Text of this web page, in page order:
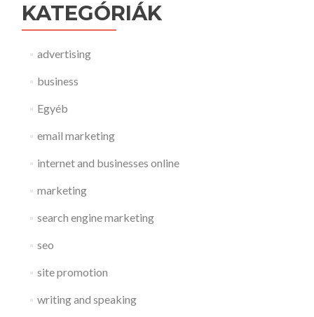
KATEGÓRIÁK
advertising
business
Egyéb
email marketing
internet and businesses online
marketing
search engine marketing
seo
site promotion
writing and speaking